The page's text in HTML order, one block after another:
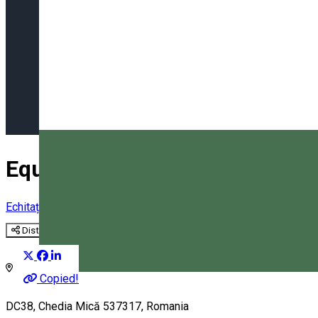
Magyar
EquiTransylvania -
Echitație
Distribuie
Copied!
DC38, Chedia Mică 537317, Romania